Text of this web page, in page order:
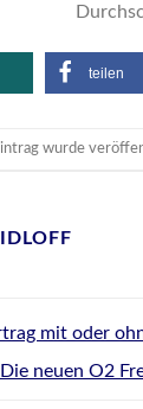
teilen
wurde
mit oder
neuen O2